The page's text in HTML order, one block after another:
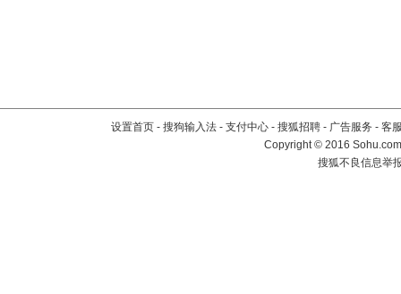
设置首页 - 搜狗输入法 - 支付中心 - 搜狐招聘 - 广告服务 - 客
Copyright©2016
搜狐不良信息举